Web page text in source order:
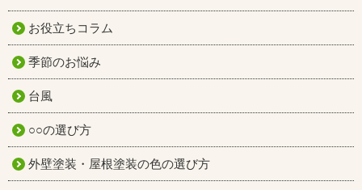
お役立ちコラム
季節のお悩み
台風
○○の選び方
外壁塗装・屋根塗装の色の選び方